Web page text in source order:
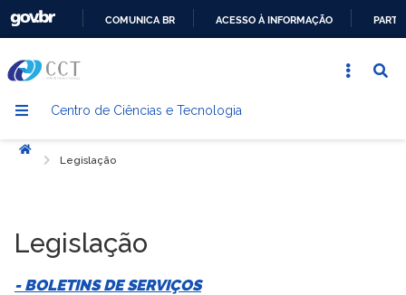
CONTEÚDO
COMUNICA BR ACESSO À INFORMAÇÃO
Centro de Ciências e Tecnologia
Início
Legislação
Legislação
- BOLETINS DE SERVIÇOS